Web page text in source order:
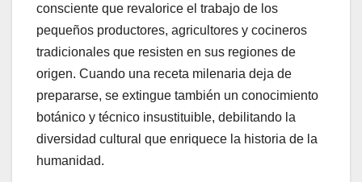
consciente que revalorice el trabajo de los
pequeños productores, agricultores y cocineros
tradicionales que resisten en sus regiones de
origen. Cuando una receta milenaria deja de
prepararse, se extingue también un conocimiento
botánico y técnico insustituible, debilitando la
diversidad cultural que enriquece la historia de la
humanidad.